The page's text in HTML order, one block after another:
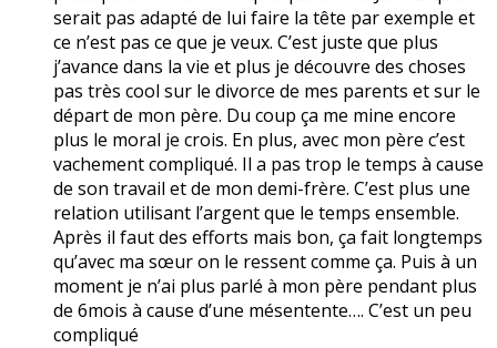
serait pas adapté de lui faire la tête par exemple et
ce n’est pas ce que je veux. C’est juste que plus
j’avance dans la vie et plus je découvre des choses
pas très cool sur le divorce de mes parents et sur le
départ de mon père. Du coup ça me mine encore
plus le moral je crois. En plus, avec mon père c’est
vachement compliqué. Il a pas trop le temps à cause
de son travail et de mon demi-frère. C’est plus une
relation utilisant l’argent que le temps ensemble.
Après il faut des efforts mais bon, ça fait longtemps
qu’avec ma sœur on le ressent comme ça. Puis à un
moment je n’ai plus parlé à mon père pendant plus
de 6mois à cause d’une mésentente…. C’est un peu
compliqué